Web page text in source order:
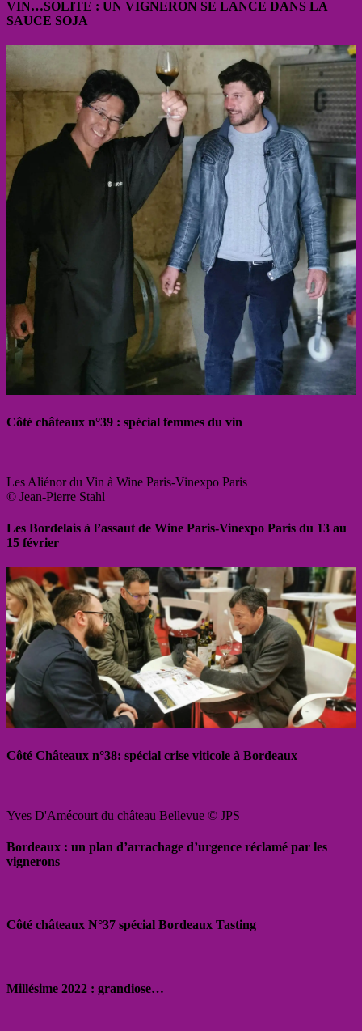
VIN…SOLITE : UN VIGNERON SE LANCE DANS LA
SAUCE SOJA
Côté châteaux n°39 : spécial femmes du vin
Les Aliénor du Vin à Wine Paris-Vinexpo Paris
© Jean-Pierre Stahl
Les Bordelais à l’assaut de Wine Paris-Vinexpo Paris du 13 au
15 février
Côté Châteaux n°38: spécial crise viticole à Bordeaux
Yves D'Amécourt du château Bellevue © JPS
Bordeaux : un plan d’arrachage d’urgence réclamé par les
vignerons
Côté châteaux N°37 spécial Bordeaux Tasting
Millésime 2022 : grandiose…